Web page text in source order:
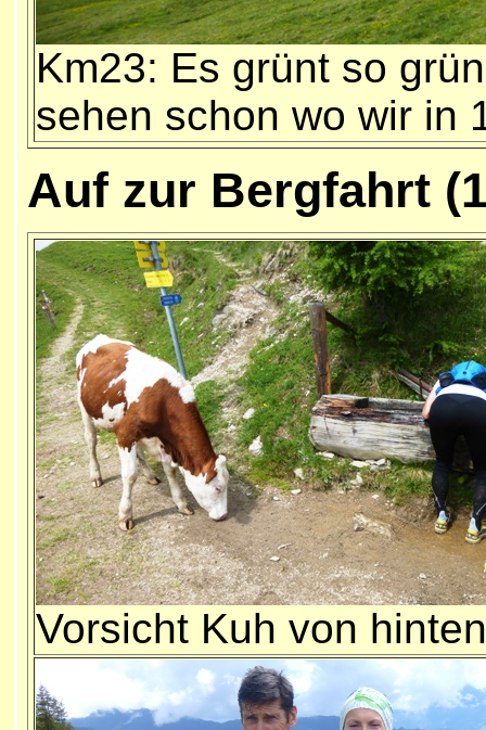
Km23: Es grünt so
sehen schon wo wir in
Auf zur Bergfahrt
Vorsicht Kuh von hinten